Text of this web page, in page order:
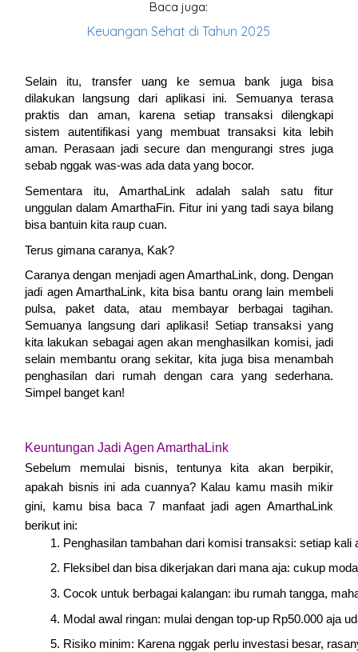
Baca juga:
Keuangan Sehat di Tahun 2025
Selain itu, transfer uang ke semua bank juga bisa
dilakukan langsung dari aplikasi ini. Semuanya terasa
praktis dan aman, karena setiap transaksi dilengkapi
sistem autentifikasi yang membuat transaksi kita lebih
aman. Perasaan jadi secure dan mengurangi stres juga
sebab nggak was-was ada data yang bocor.
Sementara itu, AmarthaLink adalah salah satu fitur
unggulan dalam AmarthaFin. Fitur ini yang tadi saya bilang
bisa bantuin kita raup cuan.
Terus gimana caranya, Kak?
Caranya dengan menjadi agen AmarthaLink, dong. Dengan
jadi agen AmarthaLink, kita bisa bantu orang lain membeli
pulsa, paket data, atau membayar berbagai tagihan.
Semuanya langsung dari aplikasi! Setiap transaksi yang
kita lakukan sebagai agen akan menghasilkan komisi, jadi
selain membantu orang sekitar, kita juga bisa menambah
penghasilan dari rumah dengan cara yang sederhana.
Simpel banget kan!
Keuntungan Jadi Agen AmarthaLink
Sebelum memulai bisnis, tentunya kita akan berpikir,
apakah bisnis ini ada cuannya? Kalau kamu masih mikir
gini, kamu bisa baca 7 manfaat jadi agen AmarthaLink
berikut ini:
Penghasilan tambahan dari komisi transaksi: setiap
Fleksibel dan bisa dikerjakan dari mana aja: cukup
Cocok untuk berbagai kalangan: ibu rumah tangga,
Modal awal ringan: mulai dengan top-up Rp50.000 aja
Risiko minim: Karena nggak perlu investasi besar,